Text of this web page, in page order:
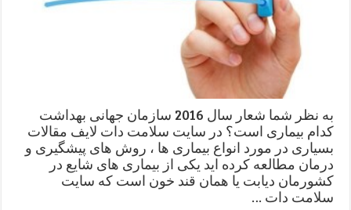
به نظر شما شعار سال 2016 سازمان جهانی بهداشت
کدام بیماری است؟ در سایت سلامت دات لایف مقالات
بسیاری در مورد انواع بیماری ها ، روش های پیشگیری و
درمان مطالعه کرده اید یکی از بیماری های شایع در
کشورمان دیابت یا همان قند خون است که سایت
سلامت دات …